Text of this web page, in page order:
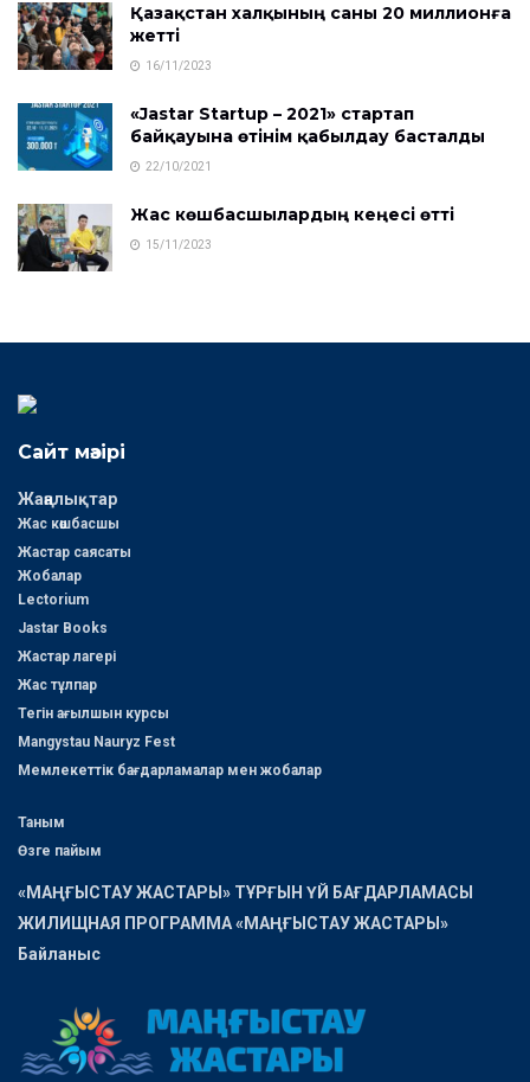
Қазақстан халқының саны 20 миллионға
жетті
16/11/2023
«Jastar Startup – 2021» стартап
байқауына өтінім қабылдау басталды
22/10/2021
Жас көшбасшылардың кеңесі өтті
15/11/2023
Сайт мәзірі
Жаңалықтар
Жас көшбасшы
Жастар саясаты
Жобалар
Lectorium
Jastar Books
Жастар лагері
Жас тұлпар
Тегін ағылшын курсы
Mangystau Nauryz Fest
Мемлекеттік бағдарламалар мен жобалар
Таным
Өзге пайым
«МАҢҒЫСТАУ ЖАСТАРЫ» ТҰРҒЫН ҮЙ БАҒДАРЛАМАСЫ
ЖИЛИЩНАЯ ПРОГРАММА «МАҢҒЫСТАУ ЖАСТАРЫ»
Байланыс